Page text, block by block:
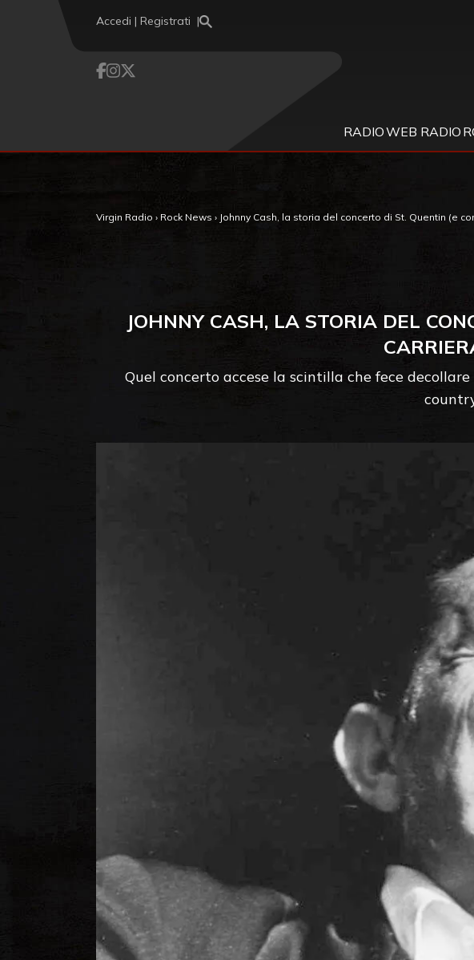
Accedi | Registrati
RADIOWEB RADIO
Virgin Radio › Rock News › Johnny Cash, la storia del concerto di St. Quentin (e
JOHNNY CASH, LA STORIA DEL
Quel concerto accese la scintilla che fece